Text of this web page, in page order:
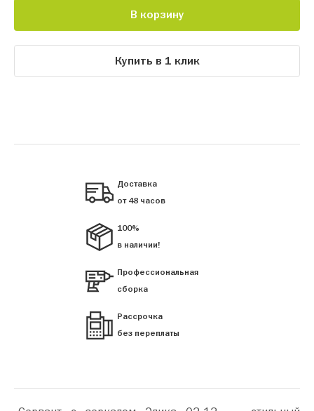
В корзину
Купить в 1 клик
Доставка
от 48 часов
100%
в наличии!
Профессиональная
сборка
Рассрочка
без переплаты